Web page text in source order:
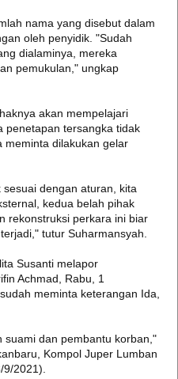
nama yang disebut dalam
oleh penyidik. "Sudah
dialaminya, mereka
pemukulan," ungkap
akan mempelajari
penetapan tersangka tidak
meminta dilakukan gelar
dengan aturan, kita
kedua belah pihak
rekonstruksi perkara ini biar
tutur Suharmansyah.
Susanti melapor
Achmad, Rabu, 1
meminta keterangan Ida,
suami dan pembantu korban,"
Kompol Juper Lumban
2021).